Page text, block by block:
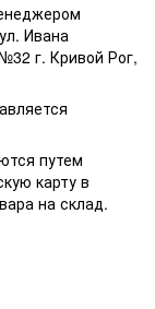
Ивана
г. Кривой Рог,
путем
карту в
на склад.